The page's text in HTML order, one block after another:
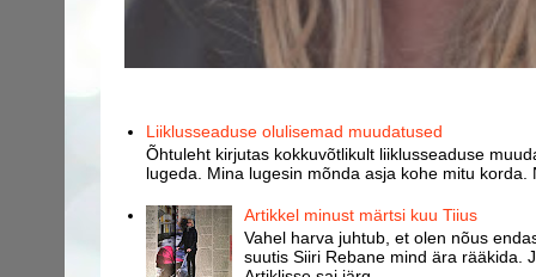
Liiklusseaduse olulisemad muudatused
Õhtuleht kirjutas kokkuvõtlikult liiklusseaduse
lugeda. Mina lugesin mõnda asja kohe mitu korda.
Artikkel minust märtsi kuu Tiius
Vahel harva juhtub, et olen nõus
suutis Siiri Rebane mind ära rääkida.